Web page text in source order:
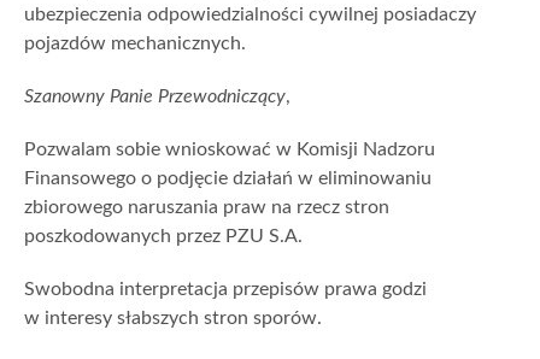
ubezpieczenia odpowiedzialności cywilnej posiadaczy
pojazdów mechanicznych.
Szanowny Panie Przewodniczący,
Pozwalam sobie wnioskować w Komisji Nadzoru
Finansowego o podjęcie działań w eliminowaniu
zbiorowego naruszania praw na rzecz stron
poszkodowanych przez PZU S.A.
Swobodna interpretacja przepisów prawa godzi
w interesy słabszych stron sporów.